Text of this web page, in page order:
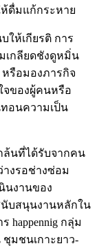
ดื่มแก้กระหาย
ให้เกียรติ การ
เกลียดชังดูหมิ่น
รือมองภารกิจ
จของผู้คนหรือ
อนความเป็น
ล้นที่ได้รับจากคน
งรอช่างซ่อม
นงานของ
สนับสนุนงานหลักใน
happennig กลุ่ม
มชนเกาะยาว-